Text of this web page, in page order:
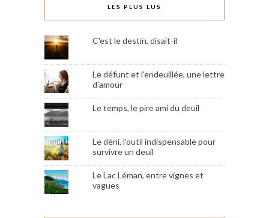
LES PLUS LUS
C'est le destin, disait-il
Le défunt et l'endeuillée, une lettre
d'amour
Le temps, le pire ami du deuil
Le déni, l'outil indispensable pour
survivre un deuil
Le Lac Léman, entre vignes et
vagues